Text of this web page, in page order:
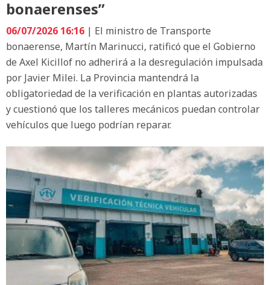
bonaerenses”
06/07/2026 16:16 | El ministro de Transporte
bonaerense, Martín Marinucci, ratificó que el Gobierno
de Axel Kicillof no adherirá a la desregulación impulsada
por Javier Milei. La Provincia mantendrá la
obligatoriedad de la verificación en plantas autorizadas
y cuestionó que los talleres mecánicos puedan controlar
vehículos que luego podrían reparar.